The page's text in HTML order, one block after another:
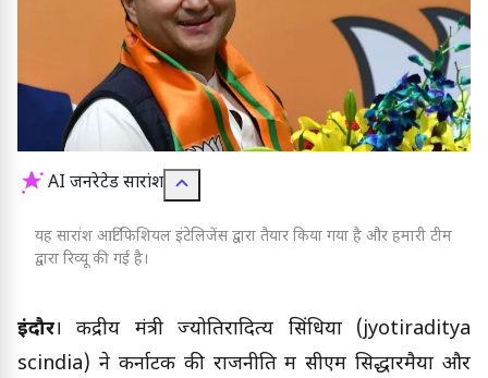
AI जनरेटेड सारांश
यह सारांश आर्टिफिशियल इंटेलिजेंस द्वारा तैयार किया गया है और हमारी टीम
द्वारा रिव्यू की गई है।
इंदौर। केंद्रीय मंत्री ज्योतिरादित्य सिंधिया (jyotiraditya
scindia) ने कर्नाटक की राजनीति में सीएम सिद्धारमैया और